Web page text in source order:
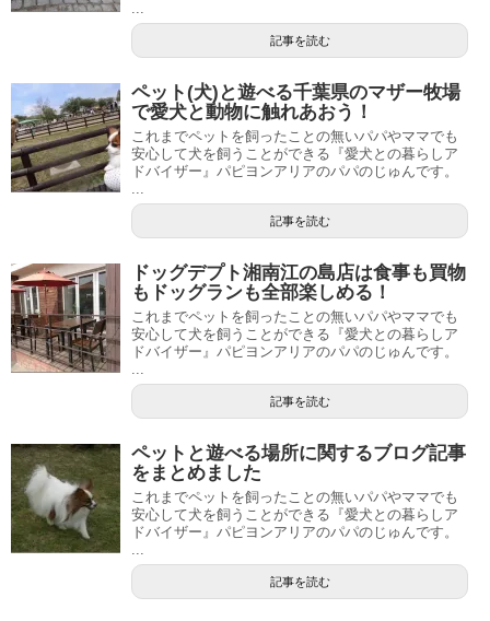
記事を読む
ペット(犬)と遊べる千葉県のマザー牧場
で愛犬と動物に触れあおう！
これまでペットを飼ったことの無いパパやママでも
安心して犬を飼うことができる『愛犬との暮らしア
ドバイザー』パピヨンアリアのパパのじゅんです。
記事を読む
ドッグデプト湘南江の島店は食事も買物
もドッグランも全部楽しめる！
これまでペットを飼ったことの無いパパやママでも
安心して犬を飼うことができる『愛犬との暮らしア
ドバイザー』パピヨンアリアのパパのじゅんです。
記事を読む
ペットと遊べる場所に関するブログ記事
をまとめました
これまでペットを飼ったことの無いパパやママでも
安心して犬を飼うことができる『愛犬との暮らしア
ドバイザー』パピヨンアリアのパパのじゅんです。
記事を読む